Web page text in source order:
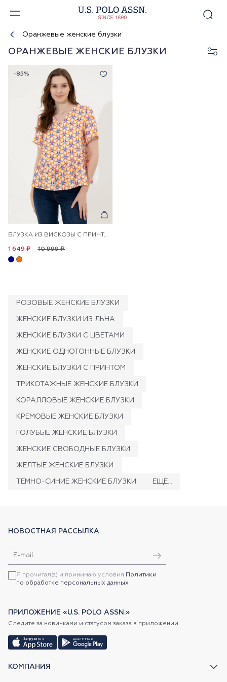
Оранжевые женские блузки
ОРАНЖЕВЫЕ ЖЕНСКИЕ БЛУЗКИ
-85%
БЛУЗКА ИЗ ВИСКОЗЫ С ПРИНТОМ
10 999 ₽
1 649 ₽
РОЗОВЫЕ ЖЕНСКИЕ БЛУЗКИ
ЖЕНСКИЕ БЛУЗКИ ИЗ ЛЬНА
ЖЕНСКИЕ БЛУЗКИ С ЦВЕТАМИ
ЖЕНСКИЕ ОДНОТОННЫЕ БЛУЗКИ
ЖЕНСКИЕ БЛУЗКИ С ПРИНТОМ
ТРИКОТАЖНЫЕ ЖЕНСКИЕ БЛУЗКИ
КОРАЛЛОВЫЕ ЖЕНСКИЕ БЛУЗКИ
КРЕМОВЫЕ ЖЕНСКИЕ БЛУЗКИ
ГОЛУБЫЕ ЖЕНСКИЕ БЛУЗКИ
ЖЕНСКИЕ СВОБОДНЫЕ БЛУЗКИ
ЖЕЛТЫЕ ЖЕНСКИЕ БЛУЗКИ
ТЕМНО-СИНИЕ ЖЕНСКИЕ БЛУЗКИ ЕЩЕ...
КОМПАНИЯ
НОВОСТНАЯ РАССЫЛКА
Я прочитал(а) и принимаю условия Политики
по обработке персональных данных
ПРИЛОЖЕНИЕ «U.S. POLO ASSN.»
Следите за новинками и статусом заказа в приложении